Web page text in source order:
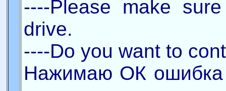
----Please make
drive.
----Do you want to
Нажимаю ОК ошибка